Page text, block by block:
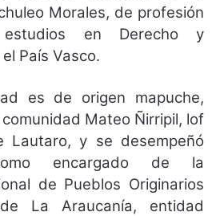
Morales, de profesión
en Derecho y
País Vasco.
es de origen mapuche,
Mateo Ñirripil, lof
Lautaro, y se desempeñó
encargado de la
de Pueblos Originarios
La Araucanía, entidad